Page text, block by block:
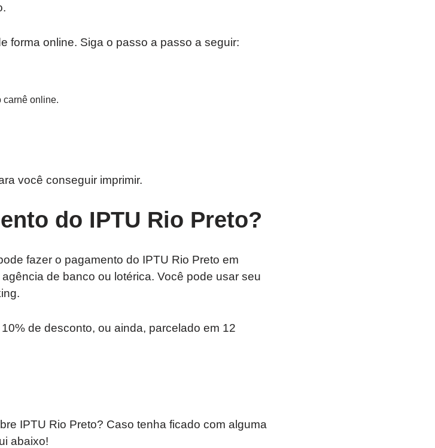
forma online. Siga o passo a passo a seguir:
carnê online.
você conseguir imprimir.
do IPTU Rio Preto?
fazer o pagamento do IPTU Rio Preto em
de banco ou lotérica. Você pode usar seu
de desconto, ou ainda, parcelado em 12
IPTU Rio Preto? Caso tenha ficado com alguma
abaixo!